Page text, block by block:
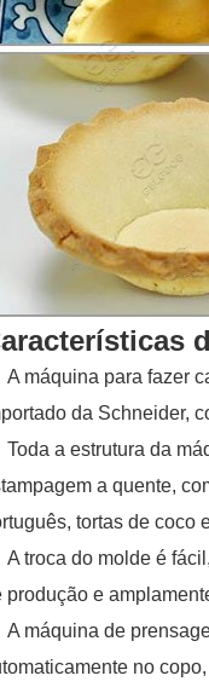
A máquina para fazer
da Schneider,
Toda a estrutura da
a quente,
tortas de coco
A troca do molde é
produção e
A máquina de
no